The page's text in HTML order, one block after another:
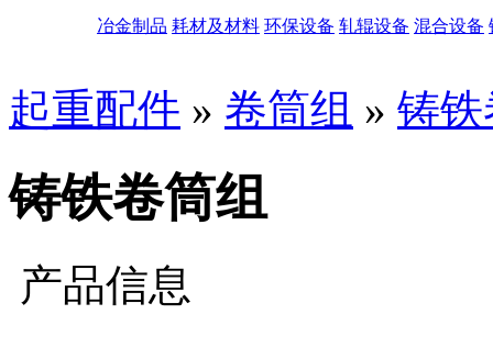
冶金制品 耗材及材料 环保设备 轧辊设备 混合设备
起重配件 » 卷筒组 » 铸
铸铁卷筒组
产品信息